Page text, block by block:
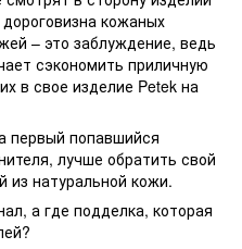
кожаных
– это заблуждение, ведь
сэкономить приличную
в свое изделие Petek на
первый попавшийся
лучше обратить свой
из натуральной кожи.
а где подделка, которая